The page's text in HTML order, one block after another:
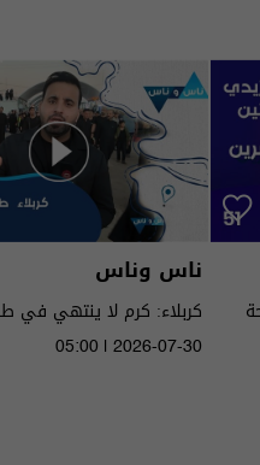
ناس وناس
كربلاء: كرم لا ينتهي في
05:00 | 2026-07-30